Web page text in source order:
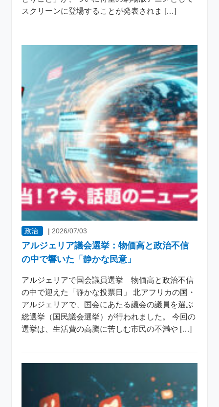
スクリーンに登場することが発表されま […]
政治 | 2026/07/03
アルジェリア議会選挙：物価高と政治不信
の中で響いた「静かな民意」
アルジェリアで国会議員選挙 物価高と政治不信
の中で迎えた「静かな投票日」 北アフリカの国・
アルジェリアで、国会にあたる議会の議員を選ぶ
総選挙（国民議会選挙）が行われました。 今回の
選挙は、生活費の高騰に苦しむ市民の不満や […]